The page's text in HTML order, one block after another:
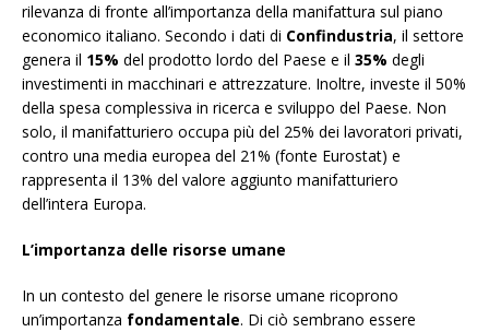
rilevanza di fronte all’importanza della manifattura sul piano
economico italiano. Secondo i dati di Confindustria, il settore
genera il 15% del prodotto lordo del Paese e il 35% degli
investimenti in macchinari e attrezzature. Inoltre, investe il 50%
della spesa complessiva in ricerca e sviluppo del Paese. Non
solo, il manifatturiero occupa più del 25% dei lavoratori privati,
contro una media europea del 21% (fonte Eurostat) e
rappresenta il 13% del valore aggiunto manifatturiero
dell’intera Europa.
L’importanza delle risorse umane
In un contesto del genere le risorse umane ricoprono
un’importanza fondamentale. Di ciò sembrano essere